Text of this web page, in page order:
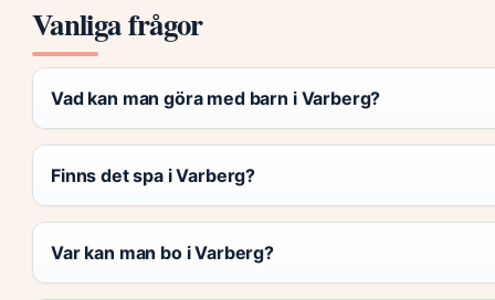
Vanliga frågor
Vad kan man göra med barn i Varberg?
Finns det spa i Varberg?
Var kan man bo i Varberg?